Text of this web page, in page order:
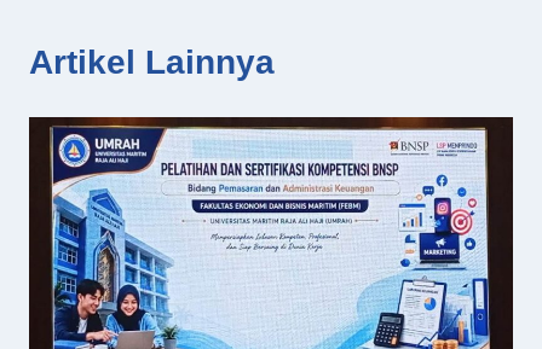
Artikel Lainnya